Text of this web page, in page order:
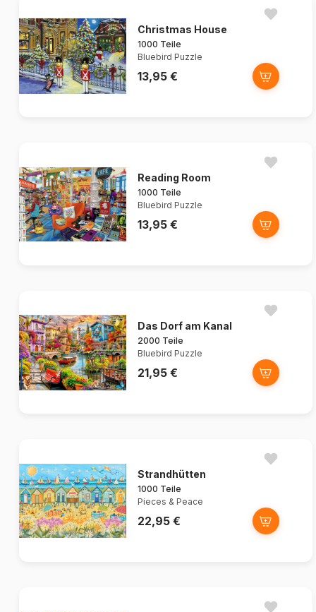
Christmas House
1000 Teile
Bluebird Puzzle
13,95 €
Reading Room
1000 Teile
Bluebird Puzzle
13,95 €
Das Dorf am Kanal
2000 Teile
Bluebird Puzzle
21,95 €
Strandhütten
1000 Teile
Pieces & Peace
22,95 €